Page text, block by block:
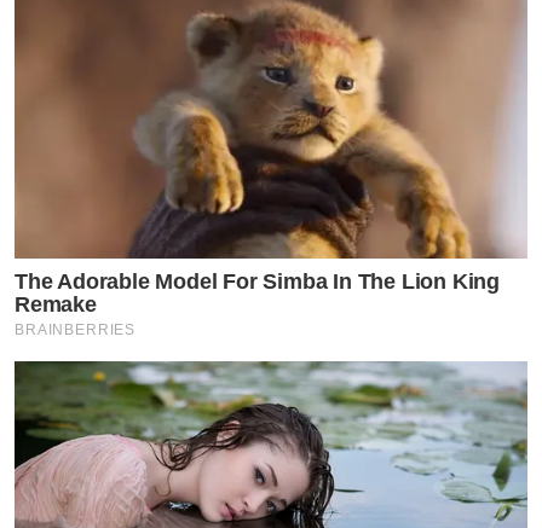
ข่าวอื่น ๆ ที่น่าสนใจ
“แพรรี่” ฟาด วัดดัง หลังเห็นภาพที่ไม่ถูกต้องแบบ
นี้
“บิวกิ้น”สุดปลื้มใจ หลังบัตรคอน! “Billkin
Tempo Concert” หมดเกลี้ยงใน5นาที
The Adorable Model For Simba In The Lion King
Remake
BRAINBERRIES